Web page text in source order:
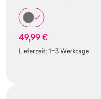
49,99 €
Lieferzeit:1-3 Werktage